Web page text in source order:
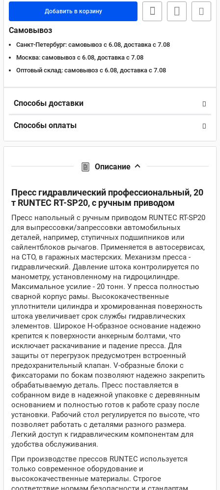
Добавить в корзину
Самовывоз
Санкт-Петербург: самовывоз с 6.08, доставка c 7.08
Москва: самовывоз с 6.08, доставка c 7.08
Оптовый склад: самовывоз с 6.08, доставка c 7.08
Способы доставки
Способы оплаты
Описание
Пресс гидравлический профессиональный, 20
т RUNTEC RT-SP20, с ручным приводом
Пресс напольный с ручным приводом RUNTEC RT-SP20
для выпрессовки/запрессовки автомобильных
деталей, например, ступичных подшипников или
сайлентблоков рычагов. Применяется в автосервисах,
на СТО, в гаражных мастерских. Механизм пресса -
гидравлический. Давление штока контролируется по
манометру, установленному на гидроцилиндре.
Максимальное усилие - 20 тонн. У пресса полностью
сварной корпус рамы. Высококачественные
уплотнители цилиндра и хромированная поверхность
штока увеличивает срок службы гидравлических
элементов. Широкое Н-образное основание надежно
крепится к поверхности анкерным болтами, что
исключает раскачивание и падение пресса. Для
защиты от перегрузок предусмотрен встроенный
предохранительный клапан. V-образные блоки с
фиксаторами по бокам позволяют надежно закрепить
обрабатываемую деталь. Пресс поставляется в
собранном виде в надежной упаковке с деревянным
основанием и полностью готов к работе сразу после
установки. Рабочий стол регулируется по высоте, что
позволяет работать с деталями разного размера.
Легкий доступ к гидравлическим компонентам для
удобства обслуживания.
При производстве прессов RUNTEC используется
только современное оборудование и
высококачественные материалы. Строгое